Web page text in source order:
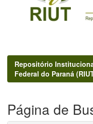
Repositório
Federal do Paraná
Página de